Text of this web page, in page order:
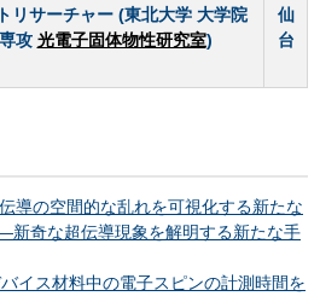
リサーチャー(東北大学 大学院
攻 光電子固体物性研究室)
仙
台
導の空間的な乱れを可視化する新たな
新奇な超伝導現象を解明する新たな手
イス材料中の電子スピンの計測時間を